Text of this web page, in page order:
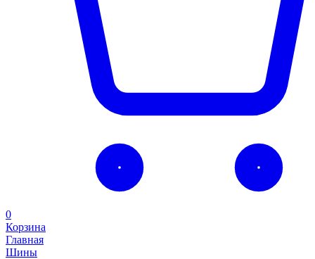
0
Корзина
Главная
Шины